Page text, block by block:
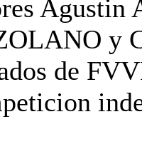
Agustin
y
de